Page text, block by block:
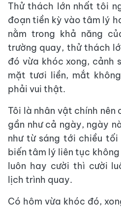
Thử thách lớn nhất tôi
đoạn tiền kỳ vào tâm lý
nằm trong khả năng
trường quay, thử thách
đó vừa khóc xong, cảnh
mặt tươi liền, mắt
phải vui thật.
Tôi là nhân vật chính
gần như cả ngày, ngày
như từ sáng tới chiều tối
biến tâm lý liên tục
luôn hay cười thì cười
lịch trình quay.
Có hôm vừa khóc đó,